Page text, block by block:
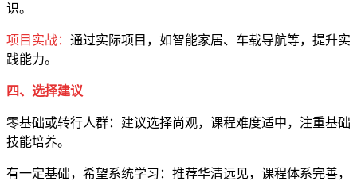
识。
项目实战： 通过实际项目，如智能家居、车载导航等，提升实
践能力。
四、选择建议
零基础或转行人群：建议选择尚观，课程难度适中，注重基础
技能培养。
有一定基础，希望系统学习：推荐华清远见，课程体系完善，